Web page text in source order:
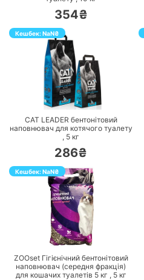
354₴
Кешбек:NaN₴
ПЕРЕЙТИ
CAT LEADER бентонітовий
наповнювач для котячого туалету
, 5 кг
286₴
Кешбек:NaN₴
ПЕРЕЙТИ
ZOOset Гігієнічний бентонітовий
наповнювач (середня фракція)
для кошачих туалетів 5 кг , 5кг